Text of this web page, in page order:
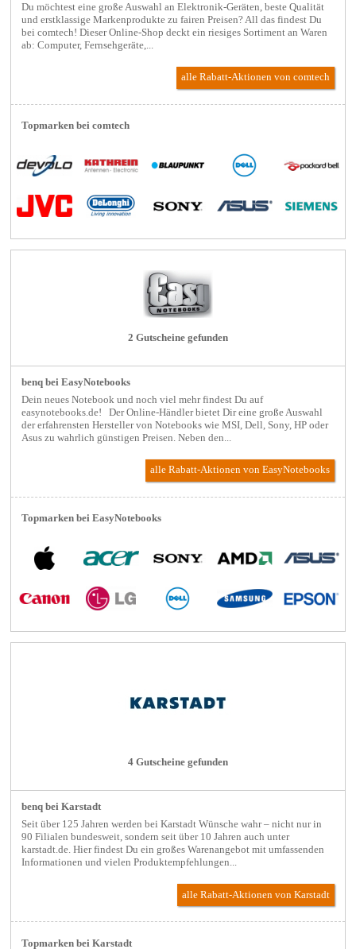
Du möchtest eine große Auswahl an Elektronik-Geräten, beste Qualität
und erstklassige Markenprodukte zu fairen Preisen? All das findest Du
bei comtech! Dieser Online-Shop deckt ein riesiges Sortiment an Waren
ab: Computer, Fernsehgeräte,...
alle Rabatt-Aktionenvon comtech
Topmarken bei comtech
2 Gutscheine gefunden
benq bei EasyNotebooks
Dein neues Notebook und noch viel mehr findest Du auf
easynotebooks.de! Der Online-Händler bietet Dir eine große Auswahl
der erfahrensten Hersteller von Notebooks wie MSI, Dell, Sony, HP oder
Asus zu wahrlich günstigen Preisen. Neben den...
alle Rabatt-Aktionenvon EasyNotebooks
Topmarken bei EasyNotebooks
4 Gutscheine gefunden
benq bei Karstadt
Seit über 125 Jahren werden bei Karstadt Wünsche wahr – nicht nur in
90 Filialen bundesweit, sondern seit über 10 Jahren auch unter
karstadt.de. Hier findest Du ein großes Warenangebot mit umfassenden
Informationen und vielen Produktempfehlungen...
alle Rabatt-Aktionenvon Karstadt
Topmarken bei Karstadt